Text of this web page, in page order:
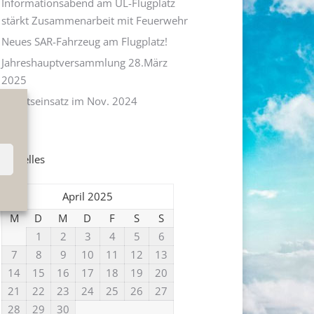
Informationsabend am UL-Flugplatz
stärkt Zusammenarbeit mit Feuerwehr
Neues SAR-Fahrzeug am Flugplatz!
Jahreshauptversammlung 28.März
2025
Arbeitseinsatz im Nov. 2024
Aktuelles
April 2025
M
D M D F S
S
1
2 3 4 5
6
7
8 9 10 11 12
13
14
15 16 17 18 19
20
21
22 23 24 25 26
27
28
29 30